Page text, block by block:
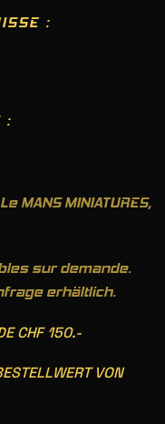
:
:
MANS MINIATURES,
sur demande.
erhältlich.
CHF 150.-
VON